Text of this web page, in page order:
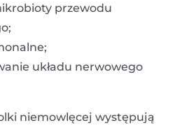
przewodu
układu nerwowego
niemowlęcej występują